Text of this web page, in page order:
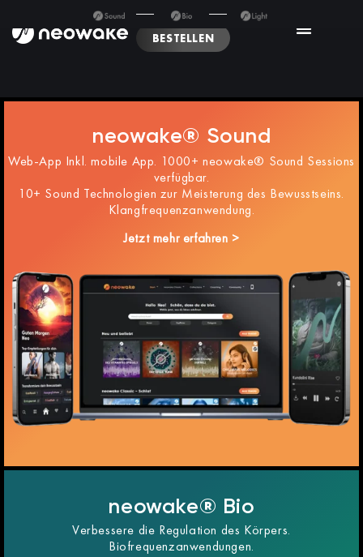
BESTELLEN
neowake® Sound
Web-App Inkl. mobile App. 1000+ neowake® Sound Sessions
verfügbar.
10+ Sound Technologien zur Meisterung des Bewusstseins.
Klangfrequenzanwendung.
Jetzt mehr erfahren >
neowake® Bio
Verbessere die Regulation des Körpers.
Biofrequenzanwendungen.